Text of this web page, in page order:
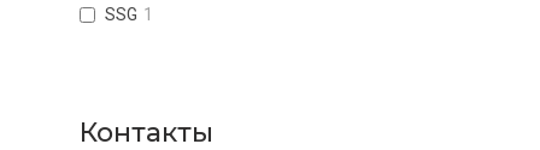
SSG 1
Контакты